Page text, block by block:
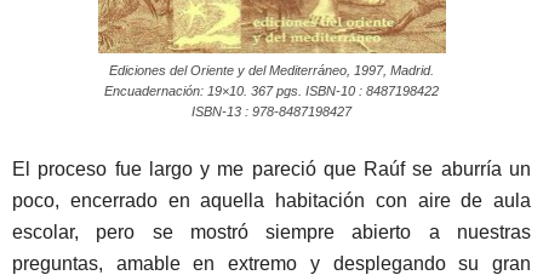
Ediciones del Oriente y del Mediterráneo, 1997, Madrid.
Encuadernación: 19×10. 367 pgs. ISBN-10 : 8487198422
ISBN-13 : 978-8487198427
El proceso fue largo y me pareció que Raúf se aburría un
poco, encerrado en aquella habitación con aire de aula
escolar, pero se mostró siempre abierto a nuestras
preguntas, amable en extremo y desplegando su gran